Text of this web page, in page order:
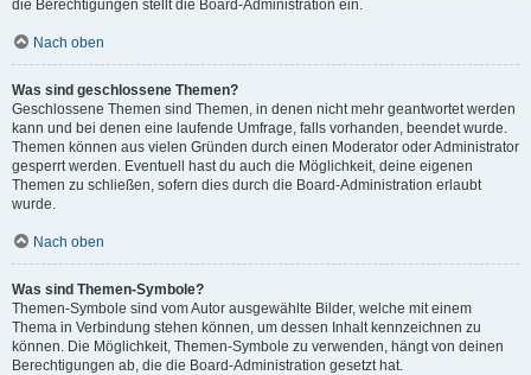
die Berechtigungen stellt die Board-Administration ein.
Nach oben
Was sind geschlossene Themen?
Geschlossene Themen sind Themen, in denen nicht mehr geantwortet werden
kann und bei denen eine laufende Umfrage, falls vorhanden, beendet wurde.
Themen können aus vielen Gründen durch einen Moderator oder Administrator
gesperrt werden. Eventuell hast du auch die Möglichkeit, deine eigenen
Themen zu schließen, sofern dies durch die Board-Administration erlaubt
wurde.
Nach oben
Was sind Themen-Symbole?
Themen-Symbole sind vom Autor ausgewählte Bilder, welche mit einem
Thema in Verbindung stehen können, um dessen Inhalt kennzeichnen zu
können. Die Möglichkeit, Themen-Symbole zu verwenden, hängt von deinen
Berechtigungen ab, die die Board-Administration gesetzt hat.